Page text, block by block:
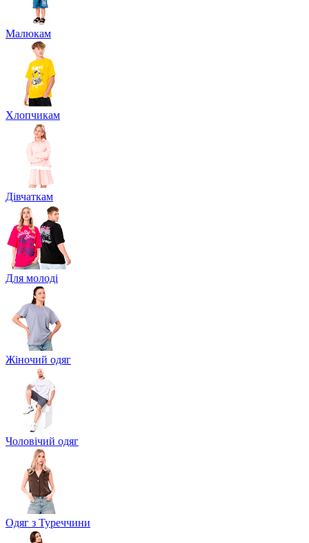
Малюкам
Хлопчикам
Дівчаткам
Для молоді
Жіночий одяг
Чоловічий одяг
Одяг з Туреччини